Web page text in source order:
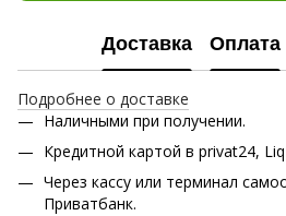
Доставка Оплата
Подробнее о доставке
Наличными при получении.
Кредитной картой в privat24,
Через кассу или терминал
Приватбанк.